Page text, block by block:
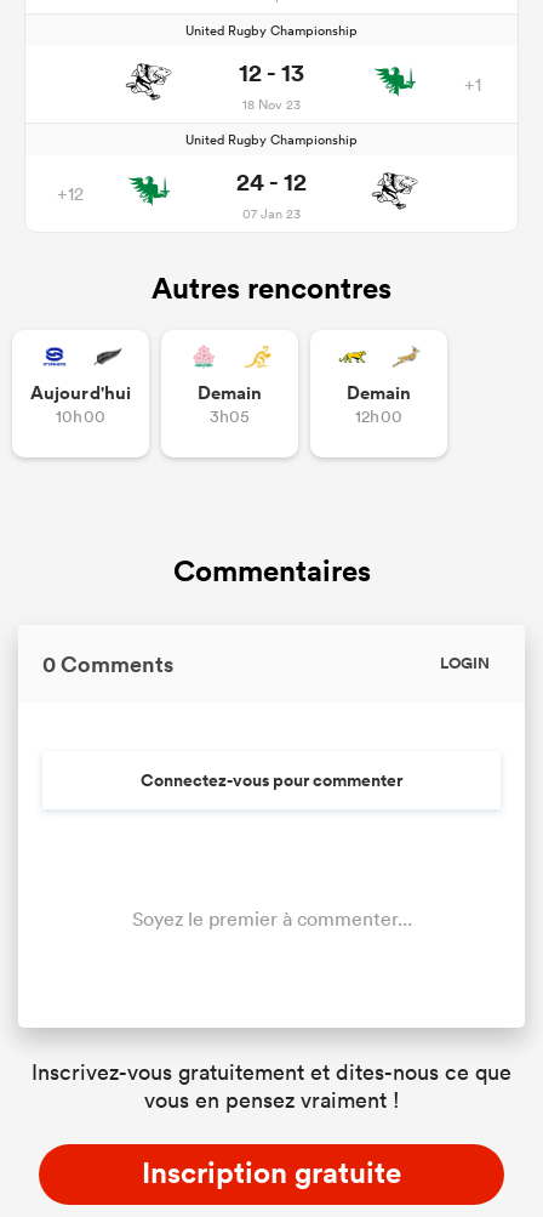
United Rugby Championship
12 - 13
18 Nov 23
+1
United Rugby Championship
+12 24 - 12
07 Jan 23
Autres rencontres
Aujourd'hui
10h00
Demain
3h05
Demain
12h00
Commentaires
0 Comments LOGIN
Connectez-vous pour commenter
Soyez le premier à commenter...
Inscrivez-vous gratuitement et dites-nous ce que
vous en pensez vraiment !
Inscription gratuite